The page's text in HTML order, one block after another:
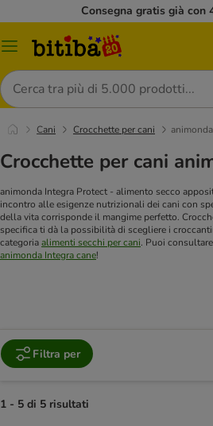
Consegna gratis già con
Overview
Cerca
Cani Crocchette per cani
Crocchette per cani
animonda Integra Protect - alimento secco
incontro alle esigenze nutrizionali dei cani con
della vita corrisponde il mangime perfetto.
specifica ti dà la possibilità di scegliere i
categoriaalimenti secchi per cani. Puoi
animonda Integra cane!
Filtra per
1 - 5 di 5 risultati